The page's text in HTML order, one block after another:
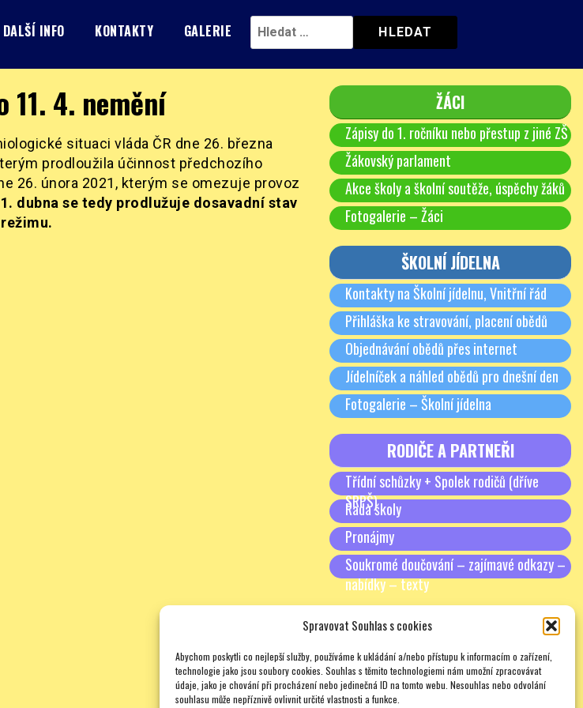
Spravovat Souhlas s cookies
Abychom poskytli co nejlepší služby, používáme k ukládání a/nebo přístupu k informacím o zařízení,
technologie jako jsou soubory cookies. Souhlas s těmito technologiemi nám umožní zpracovávat
údaje, jako je chování při procházení nebo jedinečná ID na tomto webu. Nesouhlas nebo odvolání
souhlasu může nepříznivě ovlivnit určité vlastnosti a funkce.
INFO KONTAKTY GALERIE
11. 4. nemění
situaci vláda ČR dne 26. března
prodloužila účinnost předchozího
26. února 2021, kterým se omezuje provoz
dubna se tedy prodlužuje dosavadní stav
ŽÁCI
Zápisy do 1. ročníku nebo přestup z jiné ZŠ
Žákovský parlament
Akce školy a školní soutěže, úspěchy žáků
Fotogalerie – Žáci
ŠKOLNÍ JÍDELNA
Kontakty na Školní jídelnu, Vnitřní řád
Přihláška ke stravování, placení obědů
Objednávání obědů přes internet
Jídelníček a náhled obědů pro dnešní den
Fotogalerie – Školní jídelna
RODIČE A PARTNEŘI
Třídní schůzky + Spolek rodičů (dříve
SRPŠ)
Rada školy
Pronájmy
Soukromé doučování – zajímavé odkazy –
nabídky – texty